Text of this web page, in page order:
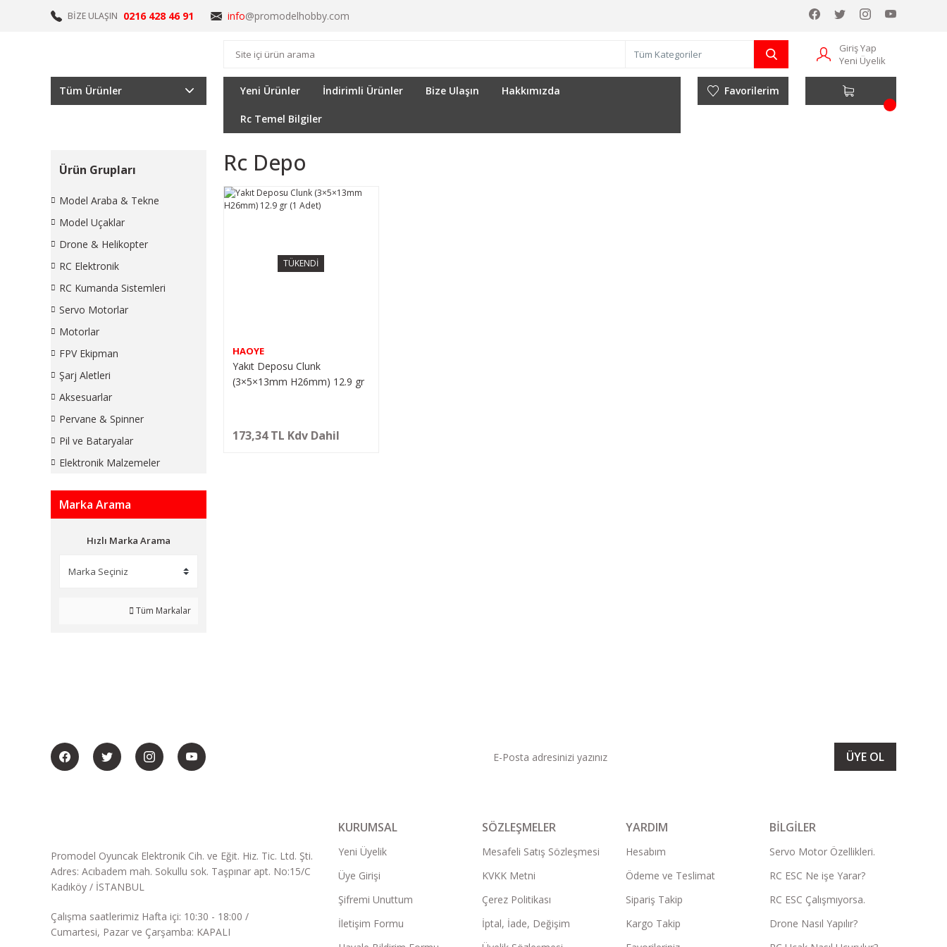
BİZE ULAŞIN 0216 428 46 91 info@promodelhobby.com
Giriş Yap
Yeni Üyelik
Tüm Ürünler Yeni Ürünler İndirimli Ürünler Bize Ulaşın Hakkımızda
Rc Temel Bilgiler
Favorilerim
Ürün Grupları
Model Araba & Tekne
Model Uçaklar
Drone & Helikopter
RC Elektronik
RC Kumanda Sistemleri
Servo Motorlar
Motorlar
FPV Ekipman
Şarj Aletleri
Aksesuarlar
Pervane & Spinner
Pil ve Bataryalar
Elektronik Malzemeler
Marka Arama
Hızlı Marka Arama
Tüm Markalar
Rc Depo
TÜKENDİ
HAOYE
Yakıt Deposu Clunk
(3×5×13mm H26mm) 12.9 gr
173,34 TL Kdv Dahil
ÜYE OL
Promodel Oyuncak Elektronik Cih. ve Eğit. Hiz. Tic. Ltd. Şti.
Adres: Acıbadem mah. Sokullu sok. Taşpınar apt. No:15/C
Kadıköy / İSTANBUL
Çalışma saatlerimiz Hafta içi: 10:30 - 18:00 /
Cumartesi, Pazar ve Çarşamba: KAPALI
KURUMSAL
Yeni Üyelik
Üye Girişi
Şifremi Unuttum
İletişim Formu
SÖZLEŞMELER
Mesafeli Satış Sözleşmesi
KVKK Metni
Çerez Politikası
İptal, İade, Değişim
YARDIM
Hesabım
Ödeme ve Teslimat
Sipariş Takip
Kargo Takip
BİLGİLER
Servo Motor Özellikleri.
RC ESC Ne işe Yarar?
RC ESC Çalışmıyorsa.
Drone Nasıl Yapılır?